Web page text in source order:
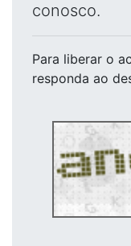
conosco.
Para liberar o
responda ao